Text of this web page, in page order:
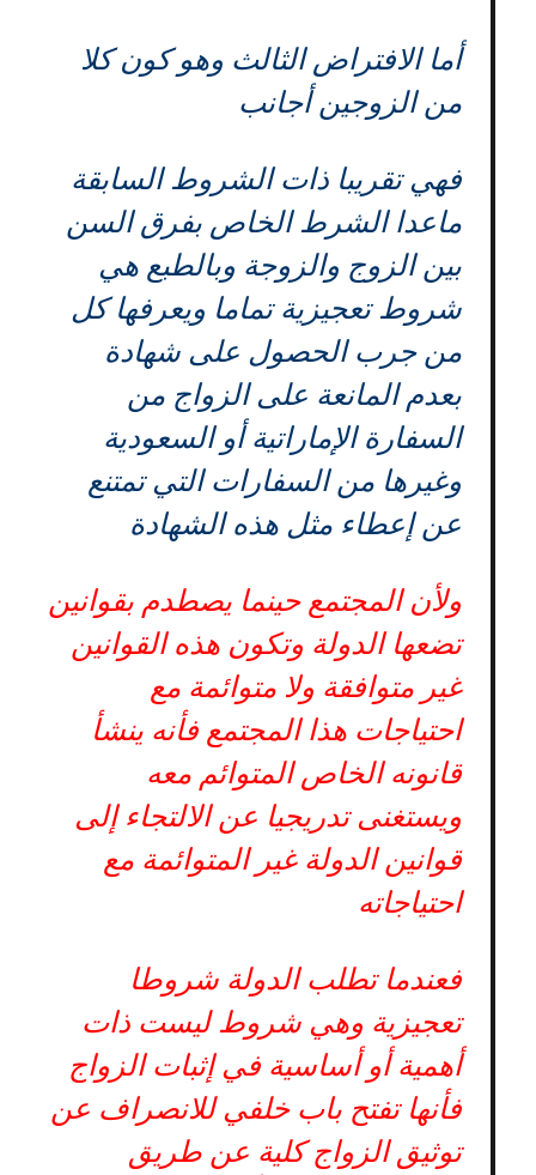
أما الافتراض الثالث وهو كون كلا
من الزوجين أجانب
فهي تقريبا ذات الشروط السابقة
ماعدا الشرط الخاص بفرق السن
بين الزوج والزوجة وبالطبع هي
شروط تعجيزية تماما ويعرفها كل
من جرب الحصول على شهادة
بعدم المانعة على الزواج من
السفارة الإماراتية أو السعودية
وغيرها من السفارات التي تمتنع
عن إعطاء مثل هذه الشهادة
ولأن المجتمع حينما يصطدم بقوانين
تضعها الدولة وتكون هذه القوانين
غير متوافقة ولا متوائمة مع
احتياجات هذا المجتمع فأنه ينشأ
قانونه الخاص المتوائم معه
ويستغنى تدريجيا عن الالتجاء إلى
قوانين الدولة غير المتوائمة مع
احتياجاته
فعندما تطلب الدولة شروطا
تعجيزية وهي شروط ليست ذات
أهمية أو أساسية في إثبات الزواج
فأنها تفتح باب خلفي للانصراف عن
توثيق الزواج كلية عن طريق